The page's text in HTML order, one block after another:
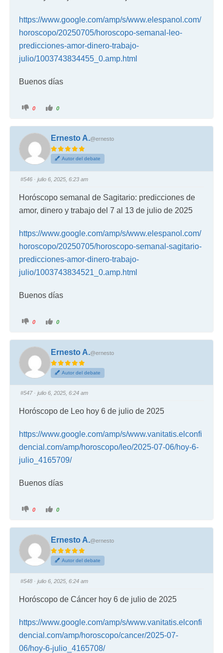
https://www.google.com/amp/s/www.elespanol.com/
horoscopo/20250705/horoscopo-semanal-leo-
predicciones-amor-dinero-trabajo-
julio/1003743834455_0.amp.html
Buenos días
0 0
Ernesto A.@ernesto
Autor del debate
#546 · julio 6, 2025, 6:23 am
Horóscopo semanal de Sagitario: predicciones de
amor, dinero y trabajo del 7 al 13 de julio de 2025
https://www.google.com/amp/s/www.elespanol.com/
horoscopo/20250705/horoscopo-semanal-sagitario-
predicciones-amor-dinero-trabajo-
julio/1003743834521_0.amp.html
Buenos días
0 0
Ernesto A.@ernesto
Autor del debate
#547· julio 6, 2025, 6:24 am
Horóscopo de Leo hoy 6 de julio de 2025
https://www.google.com/amp/s/www.vanitatis.elconfi
dencial.com/amp/horoscopo/leo/2025-07-06/hoy-6-
julio_4165709/
Buenos días
0 0
Ernesto A.@ernesto
Autor del debate
#548 · julio 6, 2025, 6:24 am
Horóscopo de Cáncer hoy 6 de julio de 2025
https://www.google.com/amp/s/www.vanitatis.elconfi
dencial.com/amp/horoscopo/cancer/2025-07-
06/hoy-6-julio_4165708/